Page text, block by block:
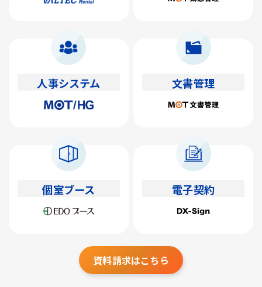
人事システム 文書管理
個室ブース 電子契約
資料請求はこちら